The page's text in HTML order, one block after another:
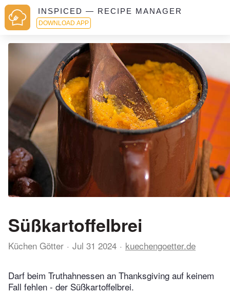
INSPICED — RECIPE MANAGER
DOWNLOAD APP
Süßkartoffelbrei
Küchen Götter Jul 31 2024 kuechengoetter.de
Darf beim Truthahnessen an Thanksgiving auf keinem
Fall fehlen - der Süßkartoffelbrei.